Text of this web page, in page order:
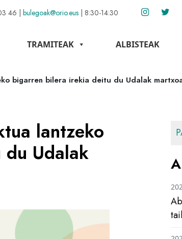
46 | bulegoak@orio.eus | 8:30-14:30
TRAMITEAK ALBISTEAK
bigarren bilera irekia deitu du Udalak
lantzeko
Udalak